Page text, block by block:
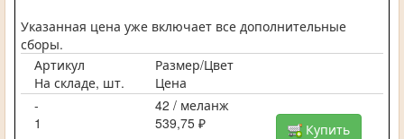
Указанная цена уже включает все дополнительные
сборы.
Артикул
Размер/Цвет
На складе, шт.
Цена
-
42 / меланж
1
539,75 ₽
Купить